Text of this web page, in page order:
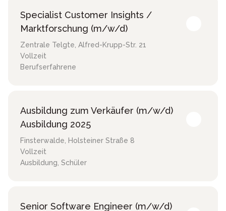
Specialist Customer Insights /
Marktforschung (m/w/d)
Zentrale Telgte, Alfred-Krupp-Str. 21
Vollzeit
Berufserfahrene
Ausbildung zum Verkäufer (m/w/d)
Ausbildung 2025
Finsterwalde, Holsteiner Straße 8
Vollzeit
Ausbildung, Schüler
Senior Software Engineer (m/w/d)